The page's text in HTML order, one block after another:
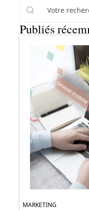
Publiés
MARKETING